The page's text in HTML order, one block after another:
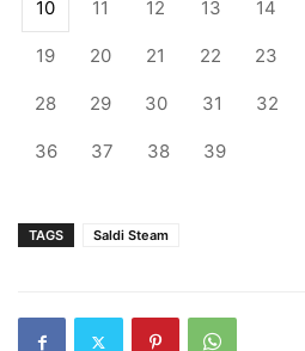
10 11 12 13 14
19 20 21 22 23
28 29 30 31 32
36 37 38 39
TAGS Saldi Steam